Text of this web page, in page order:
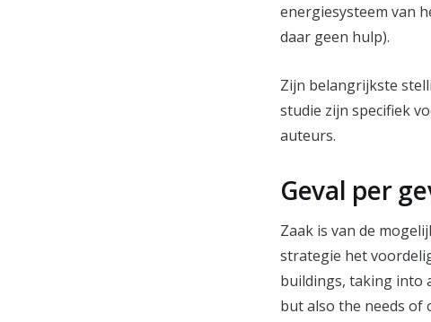
energiesysteem van
daar geen hulp).
Zijn belangrijkste
studie zijn specifiek
auteurs.
Geval per
Zaak is van de
strategie het
buildings, taking into
but also the needs of